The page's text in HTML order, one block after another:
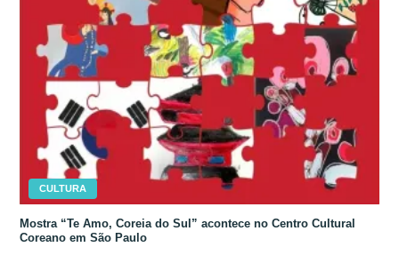
CULTURA
Mostra “Te Amo, Coreia do Sul” acontece no Centro Cultural
Coreano em São Paulo